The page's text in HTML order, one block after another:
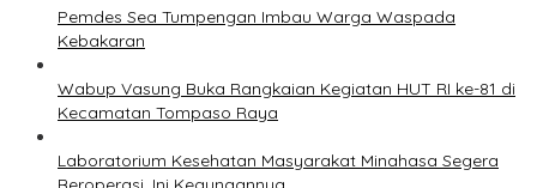
Pemdes Sea Tumpengan Imbau Warga Waspada
Kebakaran
Wabup Vasung Buka Rangkaian Kegiatan HUT RI ke-81 di
Kecamatan Tompaso Raya
Laboratorium Kesehatan Masyarakat Minahasa Segera